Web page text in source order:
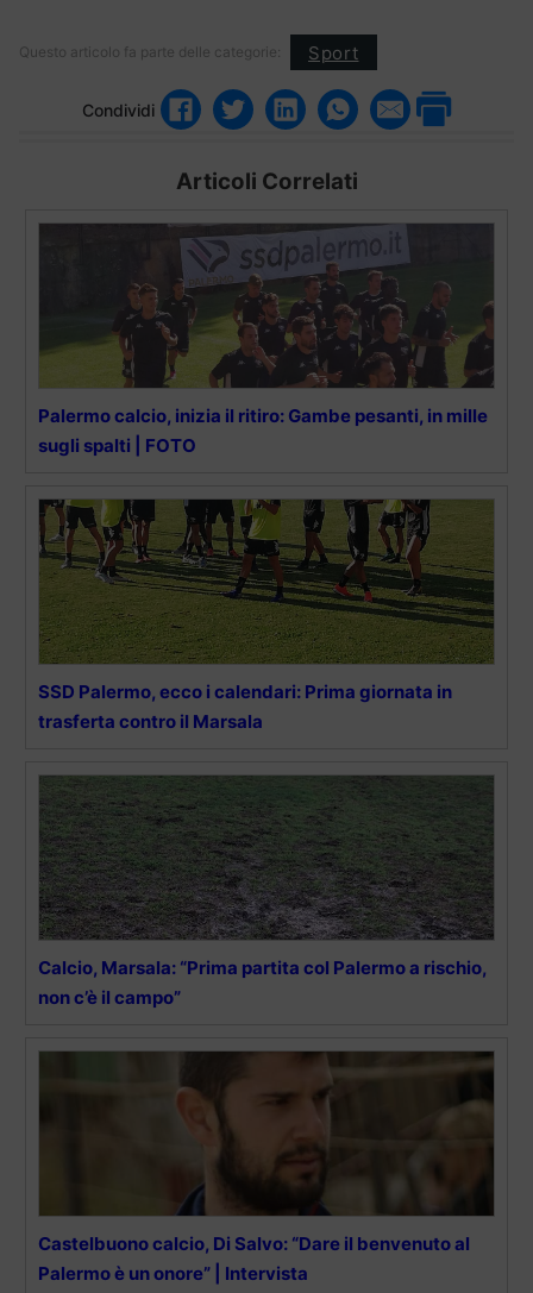
Questo articolo fa parte delle categorie: Sport
Condividi
Articoli Correlati
Palermo calcio, inizia il ritiro: Gambe pesanti, in mille
sugli spalti | FOTO
SSD Palermo, ecco i calendari: Prima giornata in
trasferta contro il Marsala
Calcio, Marsala: “Prima partita col Palermo a rischio,
non c’è il campo”
Castelbuono calcio, Di Salvo: “Dare il benvenuto al
Palermo è un onore” | Intervista